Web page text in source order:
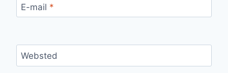
E-mail *
Websted